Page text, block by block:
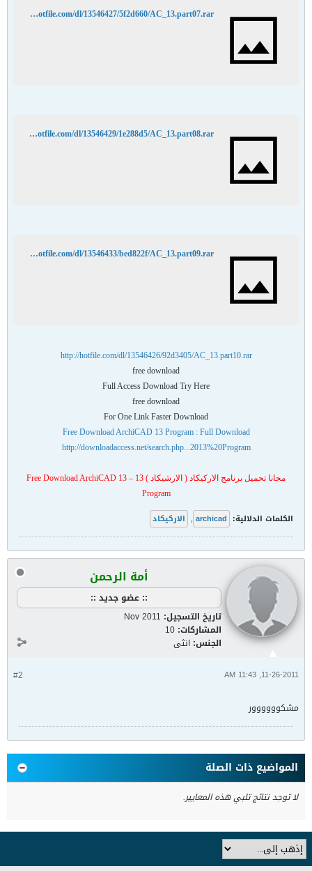
http://hotfile.com/dl/13546427/5f2d660/AC_13.part07.rar
http://hotfile.com/dl/13546429/1e288d5/AC_13.part08.rar
http://hotfile.com/dl/13546433/bed822f/AC_13.part09.rar
http://hotfile.com/dl/13546426/92d3405/AC_13.part10.rar
free download
Full Access Download Try Here
free download
For One Link Faster Download
Free Download ArchiCAD 13 Program : Full Download
http://downloadaccess.net/search.php...2013%20Program
مجانا تحميل برنامج الاركيكاد ( الارشيكاد ) 13 – Free Download ArchiCAD 13
Program
الكلمات الدلالية: archicad
, الاركيكاد
أمة الرحمن
:: عضو جديد ::
تاريخ التسجيل: Nov 2011
المشاركات: 10
الجنس: انثى
#2 11-26-2011, 11:43 AM
مشكوووووور
المواضيع ذات الصلة
لا توجد نتائج تلبي هذه المعايير.